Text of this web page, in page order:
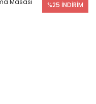
%25 İNDİRİM